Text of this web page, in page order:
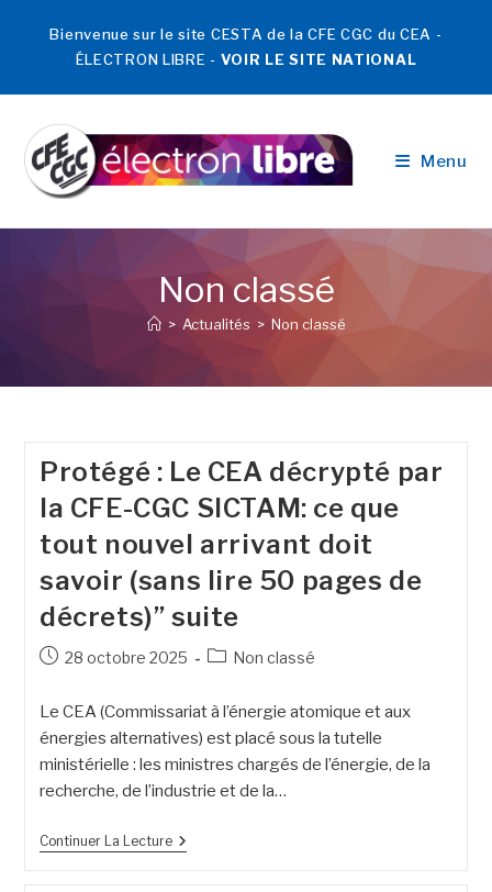
Bienvenue sur le site CESTA de la CFE CGC du CEA -
ÉLECTRON LIBRE - VOIR LE SITE NATIONAL
Menu
Non classé
> Actualités > Non classé
Protégé : Le CEA décrypté par
la CFE-CGC SICTAM: ce que
tout nouvel arrivant doit
savoir (sans lire 50 pages de
décrets)” suite
28 octobre 2025 Non classé
Le CEA (Commissariat à l’énergie atomique et aux
énergies alternatives) est placé sous la tutelle
ministérielle : les ministres chargés de l’énergie, de la
recherche, de l’industrie et de la…
Continuer La Lecture